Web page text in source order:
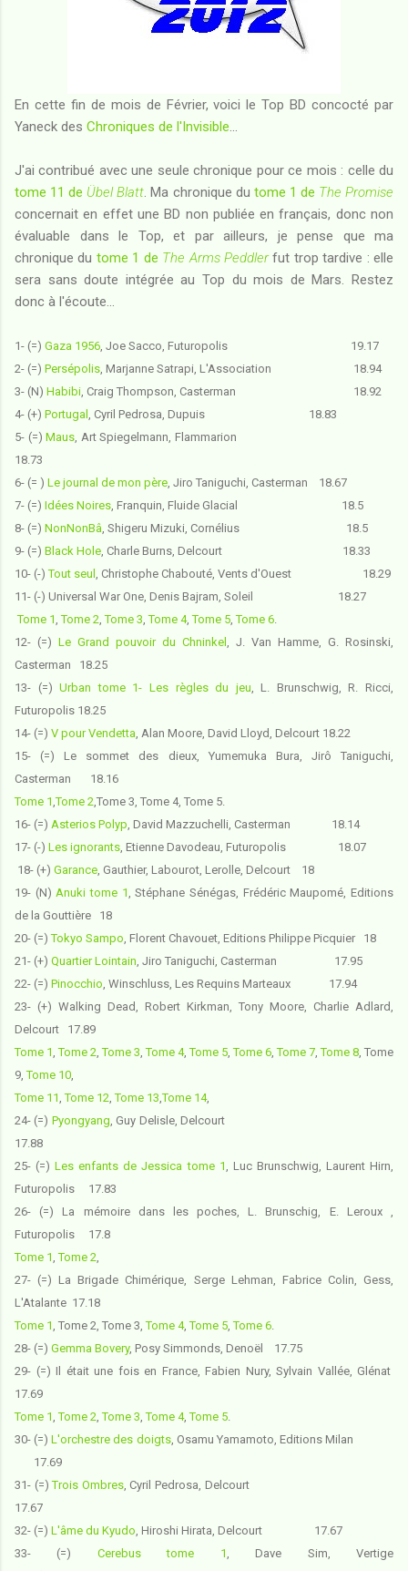
En cette fin de mois de Février, voici le Top BD concocté par
Yaneck des Chroniques de l'Invisible
J'ai contribué avec une seule chronique pour ce mois : celle du
tome 11 de Übel Blatt . Ma chronique du tome 1 de The Promise
concernait en effet une BD non publiée en français, donc non
évaluable dans le Top, et par ailleurs, je pense que ma
chronique du tome 1 de The Arms Peddlerfut trop tardive : elle
sera sans doute intégrée au Top du mois de Mars. Restez
donc à l'écoute...
1- (=) Gaza 1956 , Joe Sacco, Futuropolis 19.17
2- (=) Persépolis , Marjanne Satrapi, L'Association 18.94
3- (N) Habibi , Craig Thompson, Casterman 18.92
4- (+) Portugal Cyril Pedrosa, Dupuis 18.83
5- (=) Maus , Art Spiegelmann, Flammarion
18.73
6- (= ) Le journal de mon père , Jiro Taniguchi, Casterman 18.67
7- (=) Idées Noires , Franquin, Fluide Glacial 18.5
8- (=) NonNonBâ , Shigeru Mizuki, Cornélius 18.5
9- (=) Black Hole , Charle Burns, Delcourt 18.33
10- (-) Tout seul , Christophe Chabouté, Vents d'Ouest 18.29
11- (-) Universal War One , Denis Bajram, Soleil 18.27
Tome 1 ,Tome 2 ,Tome 3 ,Tome 4,Tome 5 ,Tome 6
12- (=) Le Grand pouvoir du Chninkel
J. Van Hamme, G. Rosinski,
Casterman 18.25
13- (=)Urban tome 1- Les règles du jeu , L. Brunschwig, R. Ricci,
Futuropolis 18.25
14- (=) V pour Vendetta , Alan Moore, David Lloyd, Delcourt 18.22
15- (=) Le sommet des dieux, Yumemuka Bura, Jirô Taniguchi,
Casterman 18.16
Tome 1 ,Tome 2 ,Tome 3, Tome 4, Tome 5.
16- (=) Asterios Polyp , David Mazzuchelli, Casterman 18.14
17- (-) Les ignorants , Etienne Davodeau, Futuropolis 18.07
18- (+) Garance , Gauthier, Labourot, Lerolle, Delcourt 18
19- (N) Anuki tome 1 ,Stéphane Sénégas, Frédéric Maupomé, Editions
de la Gouttière 18
20- (=)Tokyo Sampo , Florent Chavouet, Editions Philippe Picquier 18
21- (+) Quartier Lointain , Jiro Taniguchi, Casterman 17.95
22- (=) Pinocchio , Winschluss, Les Requins Marteaux 17.94
23- (+) Walking Dead , Robert Kirkman, Tony Moore, Charlie Adlard,
Delcourt 17.89
Tome 1 ,Tome 2 ,Tome 3 ,Tome 4,Tome 5 ,Tome 6 ,Tome 7 ,Tome 8 , Tome
9,Tome 10
Tome 11 ,Tome 12 ,Tome 13 ,Tome 14,
24- (=) Pyongyang , Guy Delisle, Delcourt
17.88
25- (=)Les enfants de Jessica tome 1
, Luc Brunschwig, Laurent Hirn,
Futuropolis 17.83
26- (=) La mémoire dans les poches , L. Brunschig, E. Leroux ,
Futuropolis 17.8
Tome 1 ,Tome 2
27- (=) La Brigade Chimérique , Serge Lehman, Fabrice Colin, Gess,
L'Atalante 17.18
Tome 1 , Tome 2, Tome 3,Tome 4,Tome 5 ,Tome 6
28- (=) Gemma Bovery, Posy Simmonds, Denoël 17.75
29- (=) Il était une fois en France, Fabien Nury, Sylvain Vallée, Glénat
17.69
Tome 1 ,Tome 2 ,Tome 3 ,Tome 4,Tome 5
30- (=)L'orchestre des doigts, Osamu Yamamoto, Editions Milan
17.69
31- (=) Trois Ombres, Cyril Pedrosa, Delcourt
17.67
32- (=) L'âme du Kyudo , Hiroshi Hirata, Delcourt 17.67
33- (=) Cerebus tome 1
, Dave Sim, Vertige